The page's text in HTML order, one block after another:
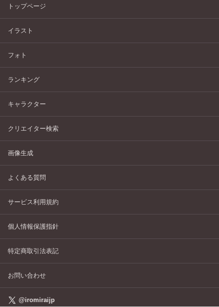
トップページ
イラスト
フォト
ランキング
キャラクター
クリエイター検索
画像生成
よくある質問
サービス利用規約
個人情報保護指針
特定商取引法表記
お問い合わせ
@iromiraijp